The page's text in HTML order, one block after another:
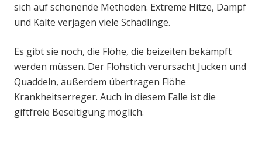
sich auf schonende Methoden. Extreme Hitze, Dampf
und Kälte verjagen viele Schädlinge.
Es gibt sie noch, die Flöhe, die beizeiten bekämpft
werden müssen. Der Flohstich verursacht Jucken und
Quaddeln, außerdem übertragen Flöhe
Krankheitserreger. Auch in diesem Falle ist die
giftfreie Beseitigung möglich.